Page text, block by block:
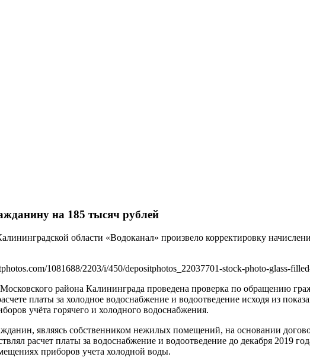
на 185 тысяч рублей
области «Водоканал» произвело корректировку
1081688/2203/i/450/depositphotos_22037701-stock-photo-glass-
района Калининграда проведена проверка по обращению
платы за холодное водоснабжение и водоотведение исходя из
учёта горячего и холодного водоснабжения.
являясь собственником нежилых помещений, на основании
расчет платы за водоснабжение и водоотведение до декабря 2019
приборов учета холодной воды.